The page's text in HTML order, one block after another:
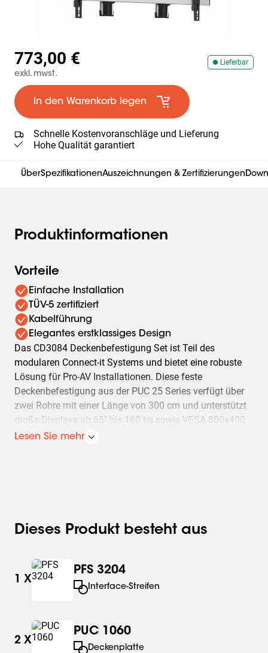
Lieferbar
773,00 €
exkl. mwst.
In den Warenkorb legen
Schnelle Kostenvoranschläge und Lieferung
Hohe Qualität garantiert
ÜberSpezifikationenAuszeichnungen & Zertifizierungen
Produktinformationen
Vorteile
Einfache Installation
TÜV-5 zertifiziert
Kabelführung
Elegantes erstklassiges Design
Das CD3084 Deckenbefestigung Set ist Teil des
modularen Connect-it Systems und bietet eine robuste
Lösung für Pro-AV Installationen. Diese feste
Deckenbefestigung aus der PUC 25 Series verfügt über
zwei Rohre mit einer Länge von 300 cm und unterstützt
große Displays ab 65" bis 160 kg sowie VESA 800x400
mm. Die Adapterstrips bieten eine Neigungskorrektur von
Lesen Sie mehr
Dieses Produkt besteht aus
1 X
PFS 3204
Interface-Streifen
2 X
PUC 1060
Deckenplatte